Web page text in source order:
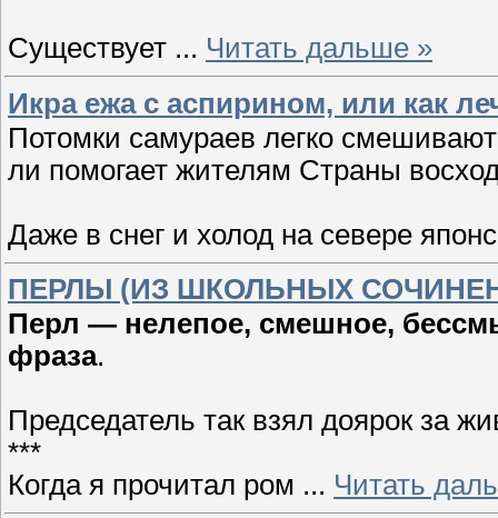
Существует ... Читать дальше »
Икра ежа с аспирином, или как
Потомки самураев легко
ли помогает жителям Страны
Даже в снег и холод на севере
ПЕРЛЫ (ИЗ ШКОЛЬНЫХ
Перл — нелепое, смешное,
фраза.
Председатель так взял доярок за
***
Когда я прочитал ром ... Читать